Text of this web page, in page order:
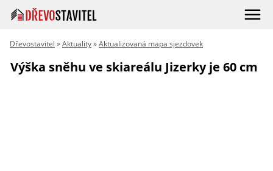
Dřevostavitel »Aktuality»Aktualizovaná mapa sjezdovek
Výška sněhu ve skiareálu Jizerky je 60 cm